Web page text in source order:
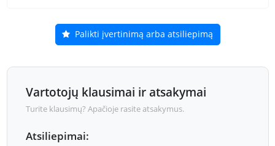
Palikti įvertinimą arba atsiliepimą
Vartotojų klausimai ir atsakymai
Turite klausimų? Apačioje rasite atsakymus.
Atsiliepimai: